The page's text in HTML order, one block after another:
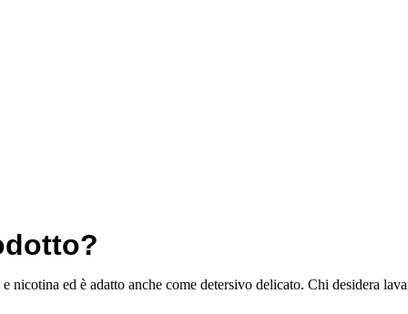
nicotina ed è adatto anche come detersivo delicato. Chi desidera